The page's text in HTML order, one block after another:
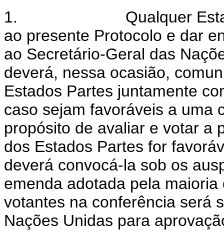
1.
Qualquer
ao presente Protocolo e dar
ao Secretário-Geral das
deverá, nessa ocasião,
Estados Partes juntamente
caso sejam favoráveis a uma
propósito de avaliar e votar a
dos Estados Partes for
deverá convocá-la sob os
emenda adotada pela
votantes na conferência será
Nações Unidas para